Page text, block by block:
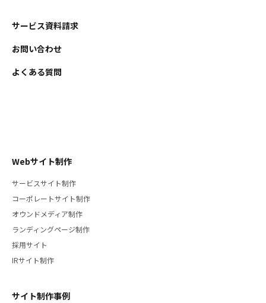
サービス資料請求
お問い合わせ
よくある質問
Webサイト制作
サービスサイト制作
コーポレートサイト制作
オウンドメディア制作
ランディングページ制作
採用サイト
IRサイト制作
サイト制作事例